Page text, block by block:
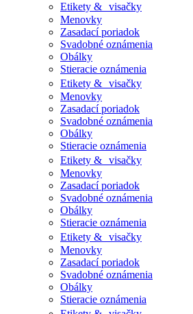
Etikety & visačky
Menovky
Zasadací poriadok
Svadobné oznámenia
Obálky
Stieracie oznámenia
Etikety & visačky
Menovky
Zasadací poriadok
Svadobné oznámenia
Obálky
Stieracie oznámenia
Etikety & visačky
Menovky
Zasadací poriadok
Svadobné oznámenia
Obálky
Stieracie oznámenia
Etikety & visačky
Menovky
Zasadací poriadok
Svadobné oznámenia
Obálky
Stieracie oznámenia